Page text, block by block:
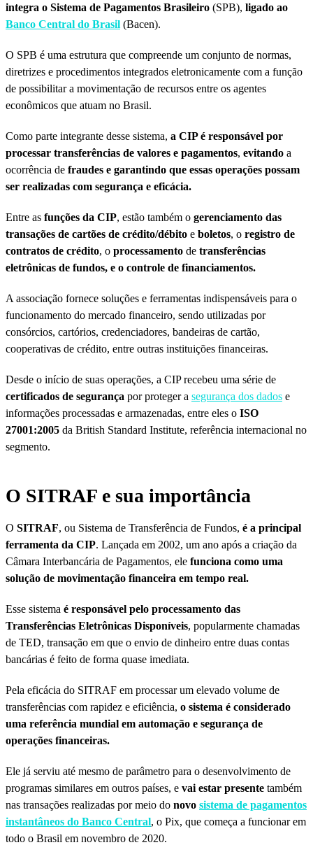
integra o Sistema de Pagamentos Brasileiro (SPB), ligado ao
Banco Central do Brasil (Bacen).
O SPB é uma estrutura que compreende um conjunto de normas,
diretrizes e procedimentos integrados eletronicamente com a função
de possibilitar a movimentação de recursos entre os agentes
econômicos que atuam no Brasil.
Como parte integrante desse sistema, a CIP é responsável por
processar transferências de valores e pagamentos, evitando a
ocorrência de fraudes e garantindo que essas operações possam
ser realizadas com segurança e eficácia.
Entre as funções da CIP, estão também o gerenciamento das
transações de cartões de crédito/débito e boletos, o registro de
contratos de crédito, o processamento de transferências
eletrônicas de fundos, e o controle de financiamentos.
A associação fornece soluções e ferramentas indispensáveis para o
funcionamento do mercado financeiro, sendo utilizadas por
consórcios, cartórios, credenciadores, bandeiras de cartão,
cooperativas de crédito, entre outras instituições financeiras.
Desde o início de suas operações, a CIP recebeu uma série de
certificados de segurança por proteger a segurança dos dados e
informações processadas e armazenadas, entre eles o ISO
27001:2005 da British Standard Institute, referência internacional no
segmento.
O SITRAF e sua importância
O SITRAF, ou Sistema de Transferência de Fundos, é a principal
ferramenta da CIP. Lançada em 2002, um ano após a criação da
Câmara Interbancária de Pagamentos, ele funciona como uma
solução de movimentação financeira em tempo real.
Esse sistema é responsável pelo processamento das
Transferências Eletrônicas Disponíveis, popularmente chamadas
de TED, transação em que o envio de dinheiro entre duas contas
bancárias é feito de forma quase imediata.
Pela eficácia do SITRAF em processar um elevado volume de
transferências com rapidez e eficiência, o sistema é considerado
uma referência mundial em automação e segurança de
operações financeiras.
Ele já serviu até mesmo de parâmetro para o desenvolvimento de
programas similares em outros países, e vai estar presente também
nas transações realizadas por meio do novo sistema de pagamentos
instantâneos do Banco Central, o Pix, que começa a funcionar em
todo o Brasil em novembro de 2020.